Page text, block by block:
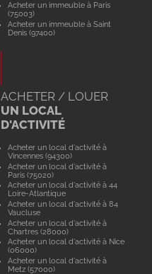
Acheter un immeuble à Paris
(75003)
Acheter un immeuble à Saint
Denis (97400)
ACHETER / LOUER
UN LOCAL
D'ACTIVITÉ
Acheter un local d'activité à
Vincennes (94300)
Acheter un local d'activité à
Paris (75020)
Acheter un local d'activité à 44
Loire-Atlantique
Acheter un local d'activité à 84
Vaucluse
Acheter un local d'activité à
Chartres (28000)
Acheter un local d'activité à Nice
(06000)
Acheter un local d'activité à
Metz (57000)